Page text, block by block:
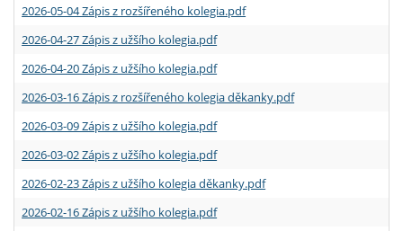
2026-05-04 Zápis z rozšířeného kolegia.pdf
2026-04-27 Zápis z užšího kolegia.pdf
2026-04-20 Zápis z užšího kolegia.pdf
2026-03-16 Zápis z rozšířeného kolegia děkanky.pdf
2026-03-09 Zápis z užšího kolegia.pdf
2026-03-02 Zápis z užšího kolegia.pdf
2026-02-23 Zápis z užšího kolegia děkanky.pdf
2026-02-16 Zápis z užšího kolegia.pdf